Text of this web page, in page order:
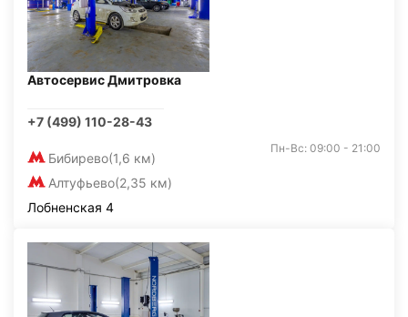
Автосервис Дмитровка
+7 (499) 110-28-43
Бибирево(1,6 км)
Алтуфьево(2,35 км)
Пн-Вс: 09:00 - 21:00
Лобненская 4